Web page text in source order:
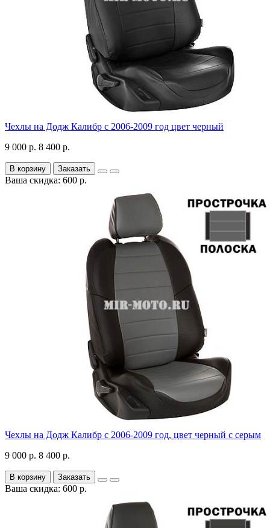
Чехлы на Додж Калибр с 2006-2009 год цвет черный
9 000 р. 8 400 р.
В корзину Заказать
Ваша скидка: 600 р.
Чехлы на Додж Калибр с 2006-2009 год, цвет черный с серым
9 000 р. 8 400 р.
В корзину Заказать
Ваша скидка: 600 р.